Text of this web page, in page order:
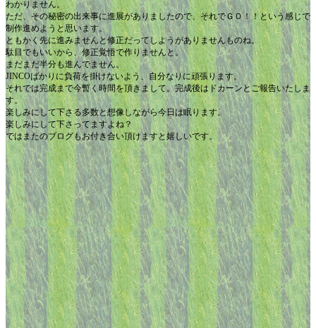
わかりません。
ただ、その秘密の出来事に進展がありましたので、それでＧＯ！！という感じで
制作進めようと思います。
ともかく先に進みませんと修正だってしようがありませんものね。
駄目でもいいから、修正覚悟で作りませんと。
まだまだ半分も進んでません。
JINCOばかりに負荷を掛けないよう、自分なりに頑張ります。
それでは完成まで今暫く時間を頂きまして。完成後はドカーンとご報告いたしま
す。
楽しみにして下さる多数と想像しながら今日は眠ります。
楽しみにして下さってますよね？
ではまたのブログもお付き合い頂けますと嬉しいです。